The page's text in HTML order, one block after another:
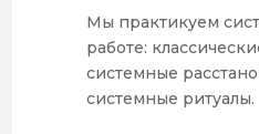
Мы практикуем
работе:
системные
системные ритуалы.